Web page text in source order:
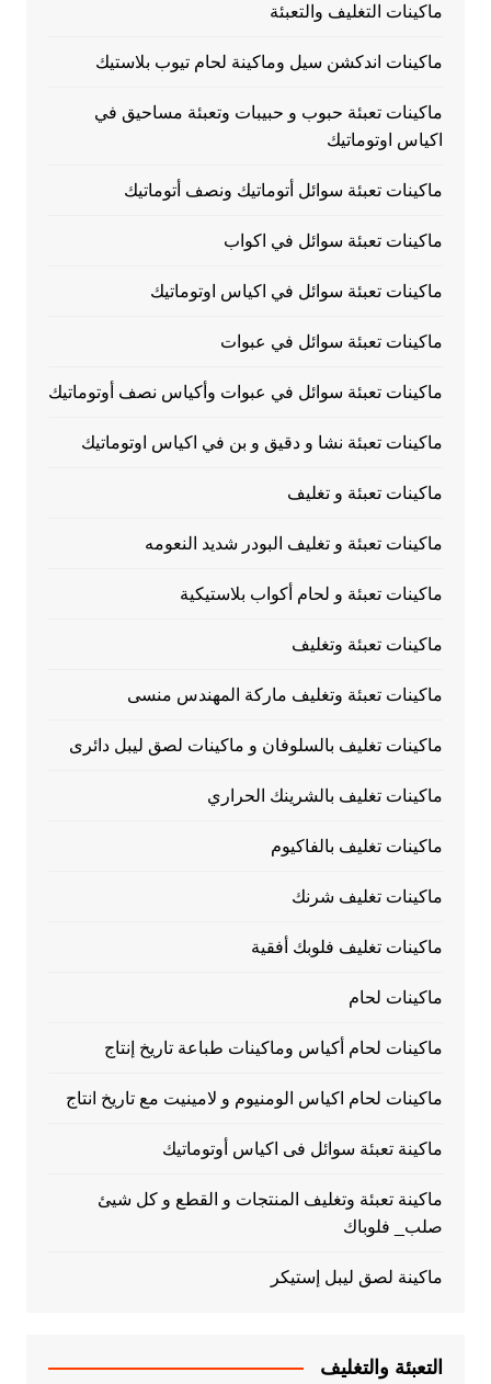
ماكينات التغليف والتعبئة
ماكينات اندكشن سيل وماكينة لحام تيوب بلاستيك
ماكينات تعبئة حبوب و حبيبات وتعبئة مساحيق في
اكياس اوتوماتيك
ماكينات تعبئة سوائل أتوماتيك ونصف أتوماتيك
ماكينات تعبئة سوائل في اكواب
ماكينات تعبئة سوائل في اكياس اوتوماتيك
ماكينات تعبئة سوائل في عبوات
ماكينات تعبئة سوائل في عبوات وأكياس نصف أوتوماتيك
ماكينات تعبئة نشا و دقيق و بن في اكياس اوتوماتيك
ماكينات تعبئة و تغليف
ماكينات تعبئة و تغليف البودر شديد النعومه
ماكينات تعبئة و لحام أكواب بلاستيكية
ماكينات تعبئة وتغليف
ماكينات تعبئة وتغليف ماركة المهندس منسى
ماكينات تغليف بالسلوفان و ماكينات لصق ليبل دائرى
ماكينات تغليف بالشرينك الحراري
ماكينات تغليف بالفاكيوم
ماكينات تغليف شرنك
ماكينات تغليف فلوبك أفقية
ماكينات لحام
ماكينات لحام أكياس وماكينات طباعة تاريخ إنتاج
ماكينات لحام اكياس الومنيوم و لامينيت مع تاريخ انتاج
ماكينة تعبئة سوائل فى اكياس أوتوماتيك
ماكينة تعبئة وتغليف المنتجات و القطع و كل شيئ
صلب_ فلوباك
ماكينة لصق ليبل إستيكر
التعبئة والتغليف